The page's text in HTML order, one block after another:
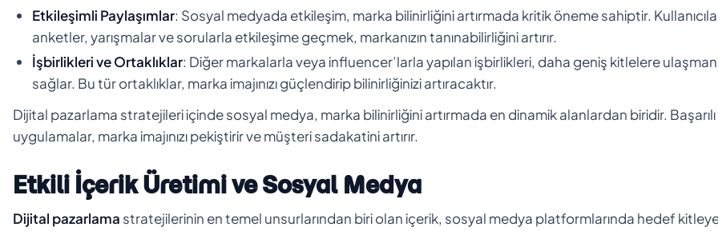
Etkileşimli Paylaşımlar: Sosyal medyada etkileşim, marka bilinirliğini artırmada kritik öneme sahiptir.
anketler, yarışmalar ve sorularla etkileşime geçmek, markanızın tanınabilirliğini artırır.
İşbirlikleri ve Ortaklıklar: Diğer markalarla veya influencer’larla yapılan işbirlikleri, daha geniş kitlelere
sağlar. Bu tür ortaklıklar, marka imajınızı güçlendirip bilinirliğinizi artıracaktır.
Dijital pazarlama stratejileri içinde sosyal medya, marka bilinirliğini artırmada en dinamik alanlardan biridir. Başarılı
uygulamalar, marka imajınızı pekiştirir ve müşteri sadakatini artırır.
Etkili İçerik Üretimi ve Sosyal Medya
Dijital pazarlama stratejilerinin en temel unsurlarından biri olan içerik, sosyal medya platformlarında hedef